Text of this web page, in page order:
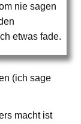
nie sagen
etwas fade.
(ich sage
macht ist